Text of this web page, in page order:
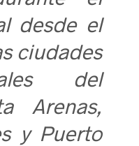
desde el
ciudades
del
Arenas,
y Puerto